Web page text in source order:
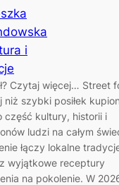
i
Czytaj więcej… Street
szybki posiłek
część kultury, historii i
ludzi na całym
łączy lokalne
wyjątkowe receptury
na pokolenie. W